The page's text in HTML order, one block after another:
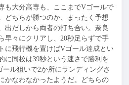
も大分高専も、ここまでVゴールで
どちらが勝つのか、まったく予想
出だしから両者の打ち合い。奈良
早々にクリアし、20秒足らずで手
に飛行機を置けばVゴール達成とい
に同校は39秒という速さで勝利を
ル狙いで2か所にランディングさ
かなわなかったようだ。どちらの